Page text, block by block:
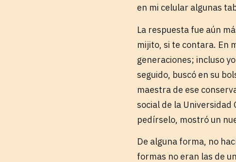
en mi celular algunas
La respuesta fue aún
mijito, si te contara. En
generaciones; incluso
seguido, buscó en su
maestra de ese
social de la Universidad
pedírselo, mostró un
De alguna forma, no
formas no eran las de